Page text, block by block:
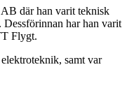
där han varit teknisk
Dessförinnan har han varit
Flygt.
samt var